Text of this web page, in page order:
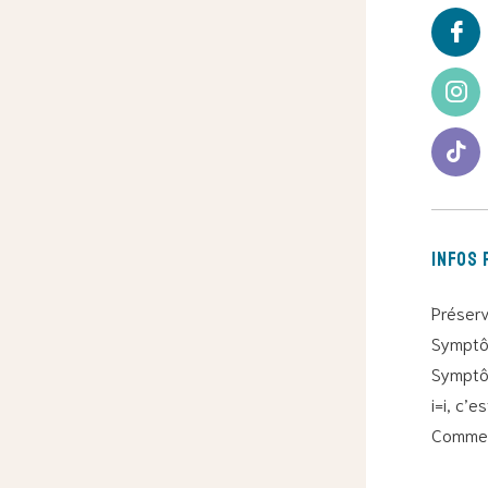
Infos
i=i,